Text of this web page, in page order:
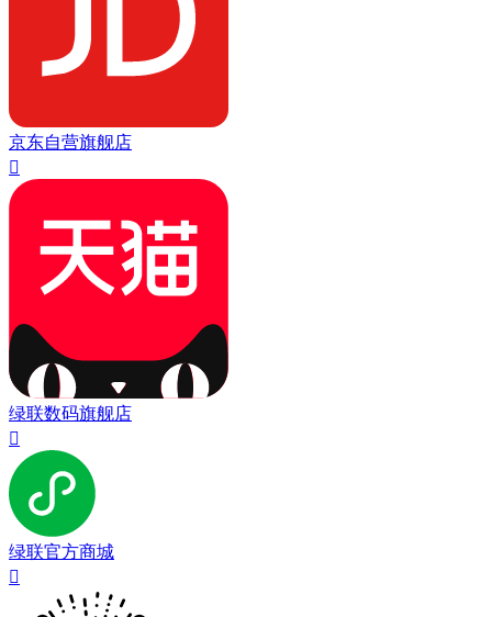
京东自营旗舰店

绿联数码旗舰店

绿联官方商城
